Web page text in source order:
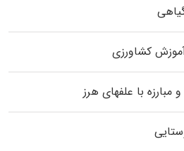
کشاورزی
با علفهای هرز